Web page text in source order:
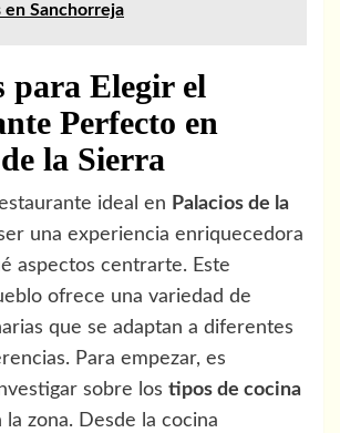
Sanchorreja
para Elegir el
Perfecto en
la Sierra
ideal en Palacios de la
una experiencia enriquecedora
aspectos centrarte. Este
ofrece una variedad de
que se adaptan a diferentes
Para empezar, es
sobre los tipos de cocina
la zona. Desde la cocina